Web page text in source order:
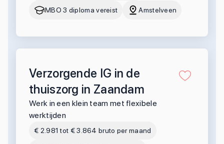
MBO 3 diploma vereist Amstelveen
Verzorgende IG in de
thuiszorg in Zaandam
Werk in een klein team met flexibele
werktijden
€ 2.981 tot € 3.864 bruto per maand